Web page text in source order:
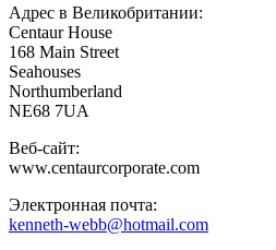
Адрес в Великобритании:
Centaur House
168 Main Street
Seahouses
Northumberland
NE68 7UA
Веб-сайт:
www.centaurcorporate.com
Электронная почта:
kenneth-webb@hotmail.com